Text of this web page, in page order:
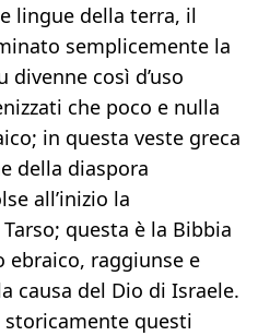
lingue della terra, il
semplicemente la
divenne così d’uso
che poco e nulla
in questa veste greca
della diaspora
all’inizio la
questa è la Bibbia
ebraico, raggiunse e
causa del Dio di Israele.
questi